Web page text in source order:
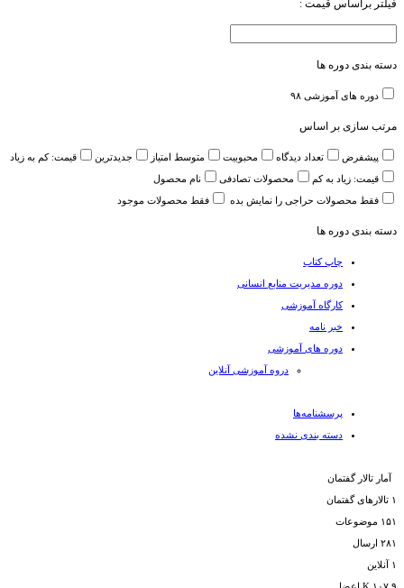
فیلتر براساس قیمت :
دسته بندی دوره ها
دوره های آموزشی ۹۸
مرتب سازی بر اساس
پیشفرض تعداد دیدگاه محبوبیت متوسط امتیاز جدیدترین
قیمت: کم به زیاد
قیمت: زیاد به کم
محصولات تصادفی
نام محصول
فقط محصولات حراجی را نمایش بده
فقط محصولات موجود
دسته بندی دوره ها
چاپ کتاب
دوره مدیریت منابع انسانی
کارگاه آموزشی
خبر نامه
دوره های آموزشی
دروه آموزشی آنلاین
پرسشنامه‌ها
دسته بندی نشده
آمار تالار گفتمان
۱ تالارهای گفتمان
۱۵۱ موضوعات
۲۸۱ ارسال‌
۱ آنلاین